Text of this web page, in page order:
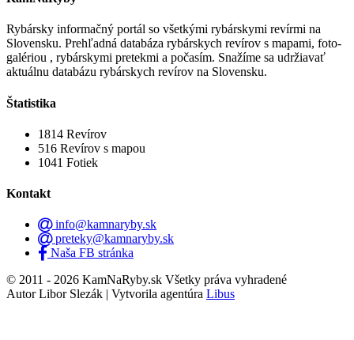
Rybársky informačný portál so všetkými rybárskymi revírmi na
Slovensku. Prehľadná databáza rybárskych revírov s mapami, foto-
galériou , rybárskymi pretekmi a počasím. Snažíme sa udržiavať
aktuálnu databázu rybárskych revírov na Slovensku.
Štatistika
1814 Revírov
516 Revírov s mapou
1041 Fotiek
Kontakt
info@kamnaryby.sk
preteky@kamnaryby.sk
Naša FB stránka
© 2011 - 2026 KamNaRyby.sk Všetky práva vyhradené
Autor Libor Slezák | Vytvorila agentúra Libus